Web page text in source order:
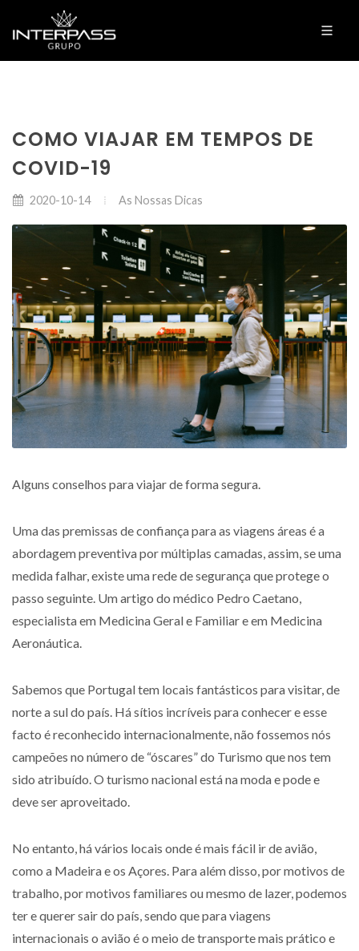
COMO VIAJAR EM TEMPOS DE
COVID-19
2020-10-14 As Nossas Dicas
Alguns conselhos para viajar de forma segura.
Uma das premissas de confiança para as viagens áreas é a
abordagem preventiva por múltiplas camadas, assim, se uma
medida falhar, existe uma rede de segurança que protege o
passo seguinte. Um artigo do médico Pedro Caetano,
especialista em Medicina Geral e Familiar e em Medicina
Aeronáutica.
Sabemos que Portugal tem locais fantásticos para visitar, de
norte a sul do país. Há sítios incríveis para conhecer e esse
facto é reconhecido internacionalmente, não fossemos nós
campeões no número de “óscares” do Turismo que nos tem
sido atribuído. O turismo nacional está na moda e pode e
deve ser aproveitado.
No entanto, há vários locais onde é mais fácil ir de avião,
como a Madeira e os Açores. Para além disso, por motivos de
trabalho, por motivos familiares ou mesmo de lazer, podemos
ter e querer sair do país, sendo que para viagens
internacionais o avião é o meio de transporte mais prático e